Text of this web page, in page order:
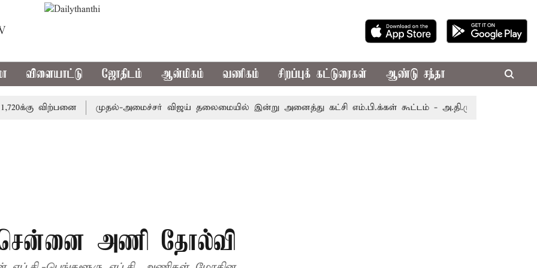
விளையாட்டு ஜோதிடம் ஆன்மிகம் வணிகம் சிறப்புக் கட்டுரைகள் ஆண்டு சந்தா
விற்பனை முதல்-அமைச்சர் விஜய் தலைமையில் இன்று அனைத்து கட்சி எம்.பி.க்கள் கூட்டம் - அ.தி.மு.க., தி.மு.க.
அணி தோல்வி